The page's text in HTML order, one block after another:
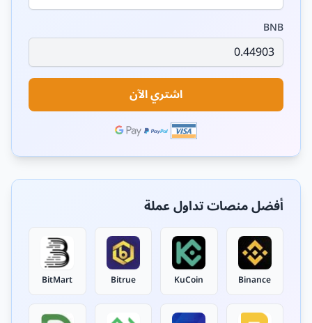
BNB
اشتري الآن
أفضل منصات تداول عملة
Binance
KuCoin
Bitrue
BitMart